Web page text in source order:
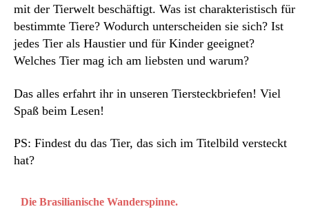
mit der Tierwelt beschäftigt. Was ist charakteristisch für
bestimmte Tiere? Wodurch unterscheiden sie sich? Ist
jedes Tier als Haustier und für Kinder geeignet?
Welches Tier mag ich am liebsten und warum?
Das alles erfahrt ihr in unseren Tiersteckbriefen! Viel
Spaß beim Lesen!
PS: Findest du das Tier, das sich im Titelbild versteckt
hat?
Die Brasilianische Wanderspinne.